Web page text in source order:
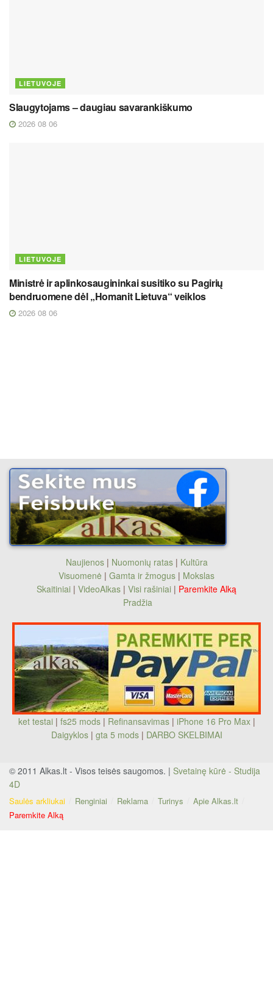
LIETUVOJE
Slaugytojams – daugiau savarankiškumo
2026 08 06
LIETUVOJE
Ministrė ir aplinkosaugininkai susitiko su Pagirių
bendruomene dėl „Homanit Lietuva“ veiklos
2026 08 06
Naujienos| Nuomonių ratas| Kultūra
Visuomenė | Gamta ir žmogus | Mokslas
Skaitiniai | VideoAlkas | Visi rašiniai | Paremkite Alką
Pradžia
ket testai | fs25 mods| Refinansavimas| iPhone 16 Pro Max|
Daigyklos| gta 5 mods | DARBO SKELBIMAI
© 2011 Alkas.lt - Visos teisės saugomos. | Svetainę kūrė - Studija
4D
Saulės arkliukai Renginiai Reklama Turinys
Apie Alkas.lt
Paremkite Alką